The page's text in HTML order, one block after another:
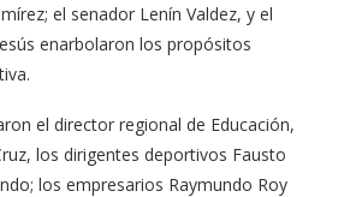
el senador Lenín Valdez, y el
enarbolaron los propósitos
el director regional de Educación,
los dirigentes deportivos Fausto
los empresarios Raymundo Roy